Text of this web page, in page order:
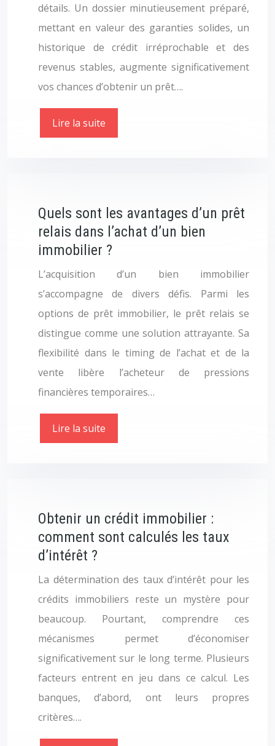
détails. Un dossier minutieusement préparé,
mettant en valeur des garanties solides, un
historique de crédit irréprochable et des
revenus stables, augmente significativement
vos chances d’obtenir un prêt….
Lire la suite
Quels sont les avantages d’un prêt
relais dans l’achat d’un bien
immobilier ?
L’acquisition d’un bien immobilier
s’accompagne de divers défis. Parmi les
options de prêt immobilier, le prêt relais se
distingue comme une solution attrayante. Sa
flexibilité dans le timing de l’achat et de la
vente libère l’acheteur de pressions
financières temporaires…
Lire la suite
Obtenir un crédit immobilier :
comment sont calculés les taux
d’intérêt ?
La détermination des taux d’intérêt pour les
crédits immobiliers reste un mystère pour
beaucoup. Pourtant, comprendre ces
mécanismes permet d’économiser
significativement sur le long terme. Plusieurs
facteurs entrent en jeu dans ce calcul. Les
banques, d’abord, ont leurs propres
critères….